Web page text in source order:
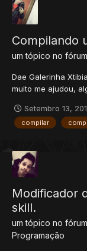
Compilando
um tópico no
Dae Galerinha
muito me ajudou,
COMPILAR UM
exatamente o que
Setembro 13,
compilar
Modificador
skill.
um tópico no
Programação